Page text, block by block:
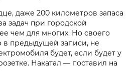
даже 200 километров запаса
задач при городской
чем для многих. Но своего
в предыдущей записи, не
будет, если будет у
Накатал — поставил на